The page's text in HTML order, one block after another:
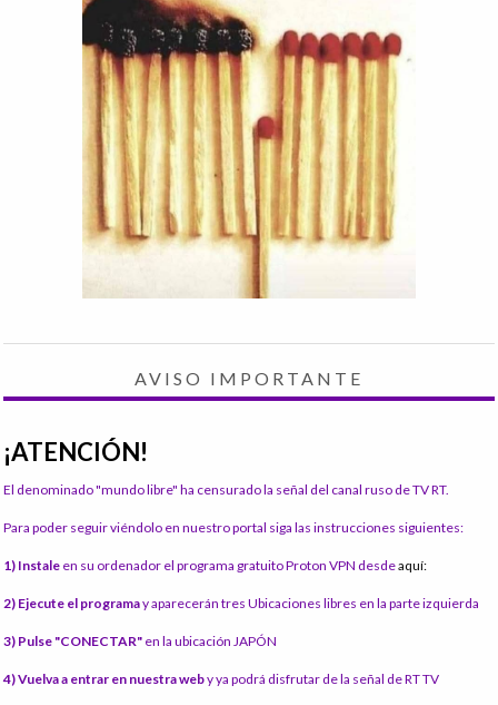
AVISO IMPORTANTE
¡ATENCIÓN!
El denominado "mundo libre" ha censurado la señal del canal ruso de TV RT.
Para poder seguir viéndolo en nuestro portal siga las instrucciones siguientes:
1) Instale en su ordenador el programa gratuito Proton VPN desdeaquí:
2) Ejecute el programay aparecerán tres Ubicaciones libres en la parte izquierda
3) Pulse "CONECTAR" en la ubicación JAPÓN
4) Vuelva a entrar en nuestra weby ya podrá disfrutar de la señal de RT TV